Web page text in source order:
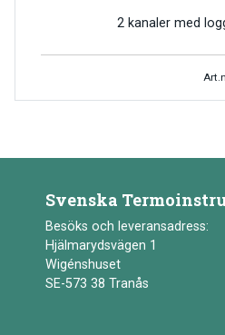
2 kanaler med
Svenska
Besöks och leveransadress:
Hjälmarydsvägen 1
Wigénshuset
SE-573 38 Tranås